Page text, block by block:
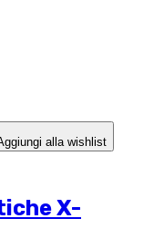
alla wishlist
X-